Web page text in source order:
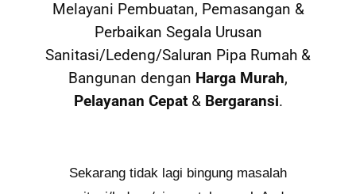
Melayani Pembuatan, Pemasangan &
Perbaikan Segala Urusan
Sanitasi/Ledeng/Saluran Pipa Rumah &
Bangunan dengan Harga Murah,
Pelayanan Cepat& Bergaransi.
Sekarang tidak lagi bingung masalah